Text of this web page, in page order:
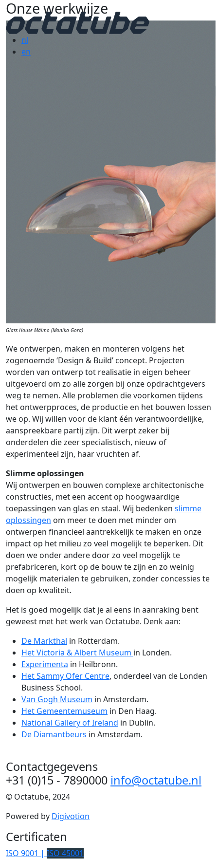
nl
en
Onze werkwijze
Glass House Mälmo (Monika Gora)
We ontwerpen, maken en monteren volgens het
zogenoemde ‘Design & Build’ concept. Projecten
worden van ontwerp tot realisatie in eigen beheer
uitgevoerd om zo alle zorgen bij onze opdrachtgevers
weg te nemen. Alle problemen die voorkomen tijdens
het ontwerpproces, de productie en het bouwen lossen
we op. Wij willen voor de klant één verantwoordelijke,
aanspreekbare partij zijn. Dit werpt zeker bij
onderdelen die zeer specialistisch, nieuw of
experimenteel zijn, haar vruchten af.
Slimme oplossingen
Wij ontwerpen en bouwen complexe architectonische
constructies, met een accent op hoogwaardige
toepassingen van glas en staal. Wij bedenken slimme
oplossingen om meer te doen met minder om
ontwerpen financieel aantrekkelijk te maken en onze
impact op het milieu zo veel mogelijk te beperken. Dit
doen we onder andere door zo veel mogelijk te
prefabriceren, kort op de bouw te zijn en zo weinig
mogelijk materialen te gebruiken, zonder concessies te
doen op kwaliteit.
Het is goed mogelijk dat je al eens in aanraking bent
geweest met het werk van Octatube. Denk aan:
De Markthal in Rotterdam.
Het Victoria & Albert Museum in Londen.
Experimenta in Heilbronn.
Het Sammy Ofer Centre, onderdeel van de Londen
Business School.
Van Gogh Museum in Amsterdam.
Het Gemeentemuseum in Den Haag.
National Gallery of Ireland in Dublin.
De Diamantbeurs in Amsterdam.
Contactgegevens
+31 (0)15 - 7890000 info@octatube.nl
© Octatube, 2024
Powered by Digivotion
Certificaten
ISO 9001 | ISO 45001